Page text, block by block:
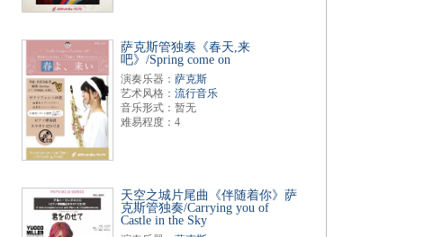
萨克斯管独奏《春天,来
吧》/Spring come on
演奏乐器： 萨克斯
艺术风格： 流行音乐
音乐形式：暂无
难易程度：4
天空之城片尾曲《伴随着你》萨
克斯管独奏/Carrying you of
Castle in the Sky